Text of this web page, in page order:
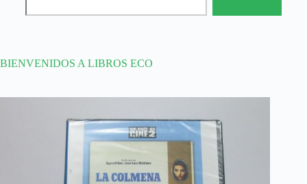
BIENVENIDOS A LIBROS ECO